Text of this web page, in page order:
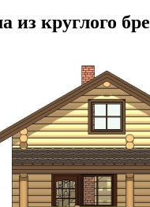
из круглого